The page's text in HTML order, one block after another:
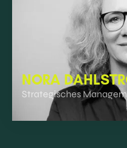
NORA
Strategisches